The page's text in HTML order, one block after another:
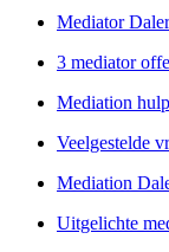
Mediator
3 mediator
Mediation
Veelgestelde
Mediation
Uitgelichte